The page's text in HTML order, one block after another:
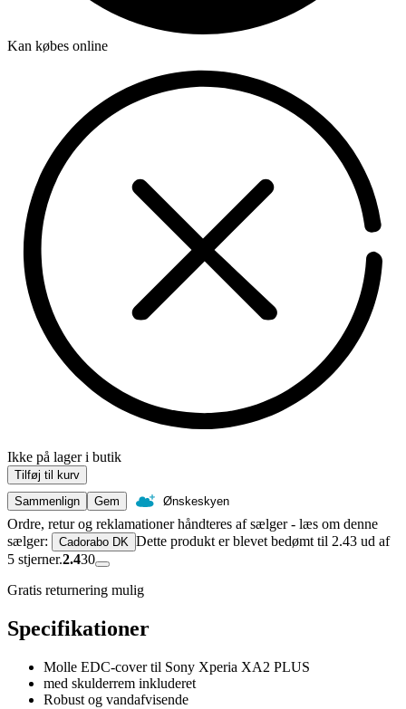
Kan købes online
Ikke på lager i butik
Tilføj til kurv
Sammenlign
Gem Ønskeskyen
Ordre, retur og reklamationer håndteres af sælger - læs om denne
sælger:
Cadorabo DK Dette produkt er blevet bedømt til 2.43 ud af
5 stjerner.2.430
Gratis returnering mulig
Specifikationer
Molle EDC-cover til Sony Xperia XA2 PLUS
med skulderrem inkluderet
Robust og vandafvisende